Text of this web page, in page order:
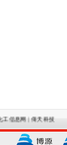
网|倚天科技